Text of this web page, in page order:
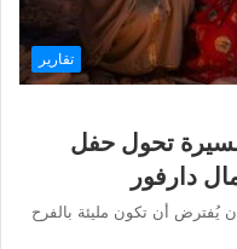
تقارير
تحول حفل
دارفور
يُفترض أن تكون مليئة بالفرح